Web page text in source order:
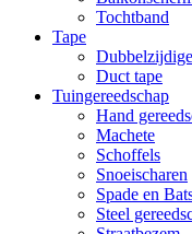
Tochtband
Tape
Duct tape
Tuingereedschap
Hand
Machete
Schoffels
Snoeischaren
Spade en
Steel